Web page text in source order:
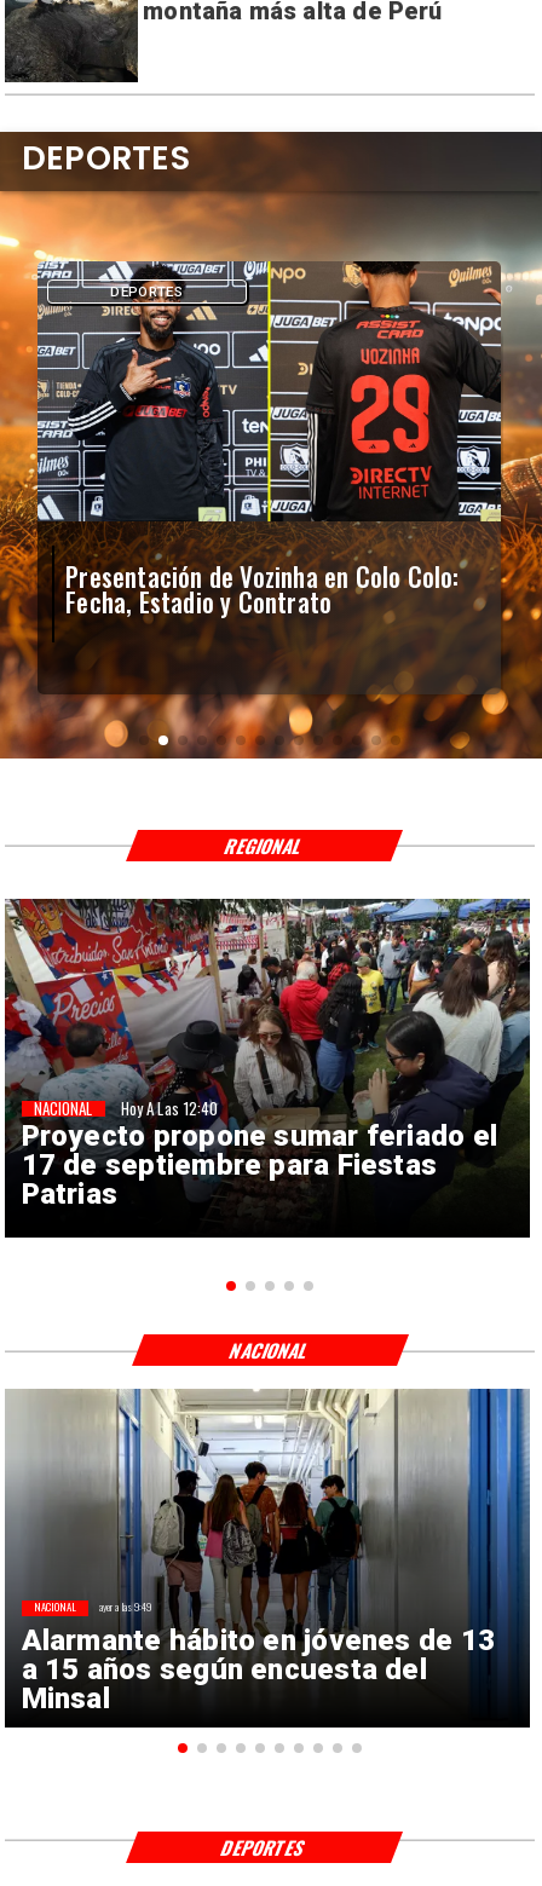
montaña más alta de Perú
Presentación de Vozinha en Colo Colo:
Fecha, Estadio y Contrato
DEPORTES
DEPORTES
Proyecto propone sumar feriado el
17 de septiembre para Fiestas
Patrias
NACIONAL Hoy A Las 12:40
REGIONAL
Alarmante hábito en jóvenes de 13
a 15 años según encuesta del
Minsal
NACIONAL ayer a las 9:49
NACIONAL
DEPORTES